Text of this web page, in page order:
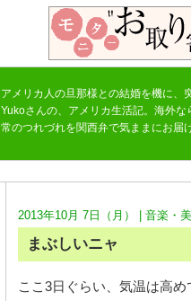
アメリカ人の旦那様との結婚を機に、
Yukoさんの、アメリカ生活記。海外
常のつれづれを関西弁で気ままにお届
2013年10月 7日（月） | 音楽・
まぶしいニャ
ここ3日ぐらい、気温は高